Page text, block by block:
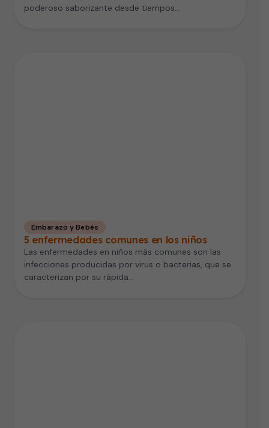
poderoso saborizante desde tiempos…
Embarazo y Bebés
5 enfermedades comunes en los niños
Las enfermedades en niños más comunes son las
infecciones producidas por virus o bacterias, que se
caracterizan por su rápida…